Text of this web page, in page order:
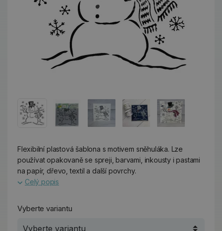
Flexibilní plastová šablona s motivem sněhuláka. Lze
používat opakovaně se spreji, barvami, inkousty i pastami
na papír, dřevo, textil a další povrchy.
Celý popis
Vyberte variantu